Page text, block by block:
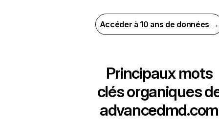
Accéder à 10 ans de données →
Principaux mots
clés organiques
advancedmd.com